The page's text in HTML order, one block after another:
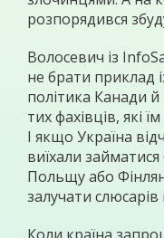
розпорядився
Волосевич із
не брати приклад
політика Канади й
тих фахівців, які
І якщо Україна
виїхали
Польщу або
залучати слюсарів